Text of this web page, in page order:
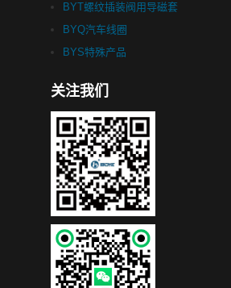
BYT螺纹插装阀用导磁套
BYQ汽车线圈
BYS特殊产品
关注我们